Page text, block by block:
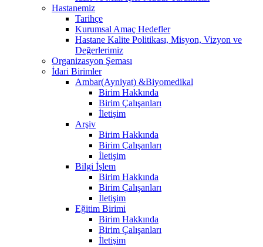
Hastanemiz
Tarihçe
Kurumsal Amaç Hedefler
Hastane Kalite Politikası, Misyon, Vizyon ve
Değerlerimiz
Organizasyon Şeması
İdari Birimler
Ambar(Ayniyat) &Biyomedikal
Birim Hakkında
Birim Çalışanları
İletişim
Arşiv
Birim Hakkında
Birim Çalışanları
İletişim
Bilgi İşlem
Birim Hakkında
Birim Çalışanları
İletişim
Eğitim Birimi
Birim Hakkında
Birim Çalışanları
İletişim